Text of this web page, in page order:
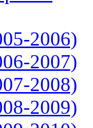
2006)
2007)
2008)
2009)